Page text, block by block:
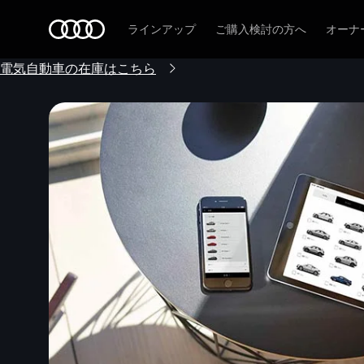
ラインアップ ご購入検討の方へ オーナ
電気自動車の在庫はこちら